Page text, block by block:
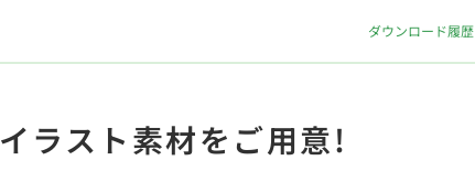
ダウンロード履歴
イラスト素材をご用意!